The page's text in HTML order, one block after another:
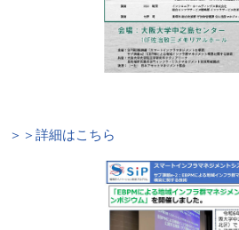
＞＞詳細はこちら